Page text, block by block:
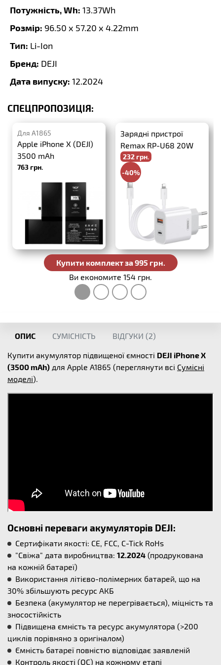
Потужність, Wh: 13.37Wh
Розмір: 96.50 x 57.20 x 4.22mm
Тип: Li-Ion
Бренд: DEJI
Дата випуску: 12.2024
СПЕЦПРОПОЗИЦІЯ:
Для A1865
Apple iPhone X (DEJI)
3500 mAh
763 грн.
Зарядні пристрої
Remax RP-U68 20W
PD+QC3.0 + USB-C-
Lightning
232 грн.
-40%
386 грн.
Купити комплект за 995 грн.
Ви економите 154 грн.
ОПИС СУМІСНІСТЬ ВІДГУКИ (2)
Купити акумулятор підвищеної ємності DEJI iPhone X
(3500 mAh) для Apple A1865 (переглянути всі Сумісні
моделі).
Основні переваги акумуляторів DEJI:
Сертифікати якості: CE, FCC, C-Tick RoHs
"Свіжа" дата виробництва: 12.2024 (продрукована
на кожній батареї)
Використання літієво-полімерних батарей, що на
30% збільшують ресурс АКБ
Безпека (акумулятор не перегрівається), міцність та
зносостійкість
Підвищена ємність та ресурс акумулятора (>200
циклів порівняно з оригіналом)
Ємність батареї повністю відповідає заявленій
Контроль якості (QC) на кожному етапі